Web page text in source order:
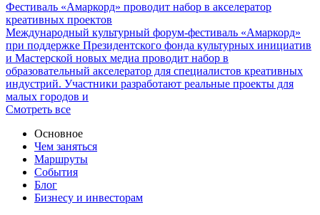
Фестиваль «Амаркорд» проводит набор в акселератор
креативных проектов
Международный культурный форум-фестиваль «Амаркорд»
при поддержке Президентского фонда культурных инициатив
и Мастерской новых медиа проводит набор в
образовательный акселератор для специалистов креативных
индустрий. Участники разработают реальные проекты для
малых городов и
Смотреть все
Основное
Чем заняться
Маршруты
События
Блог
Бизнесу и инвесторам